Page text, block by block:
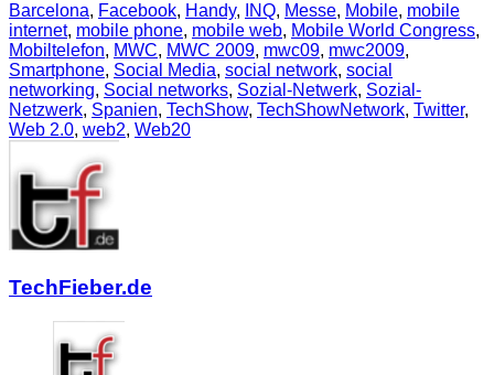
Barcelona, Facebook, Handy, INQ, Messe, Mobile, mobile
internet, mobile phone, mobile web, Mobile World Congress,
Mobiltelefon, MWC, MWC 2009, mwc09, mwc2009,
Smartphone, Social Media, social network, social
networking, Social networks, Sozial-Netwerk, Sozial-
Netzwerk, Spanien, TechShow, TechShowNetwork, Twitter,
Web 2.0, web2, Web20
TechFieber.de